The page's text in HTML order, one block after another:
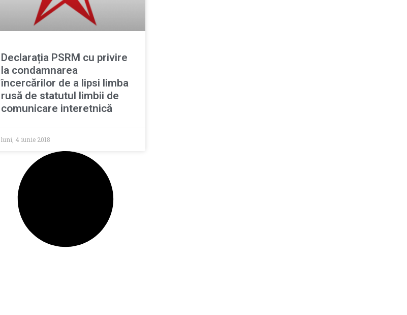
Declarația PSRM cu privire
la condamnarea
încercărilor de a lipsi limba
rusă de statutul limbii de
comunicare interetnică
luni, 4 iunie 2018